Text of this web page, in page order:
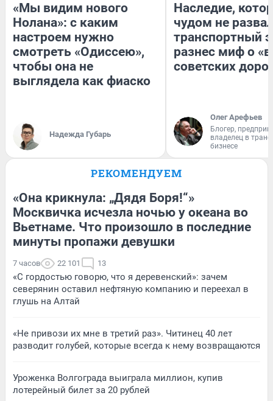
«Мы видим нового
Нолана»: с каким
настроем нужно
смотреть «Одиссею»,
чтобы она не
выглядела как фиаско
Надежда Губарь
Наследие,
чудом не
транспортный
разнес миф о
советских
Олег Арефьев
Блогер,
владелец в
бизнесе
РЕКОМЕНДУЕМ
«Она крикнула: „Дядя Боря!“»
Москвичка исчезла ночью у океана во
Вьетнаме. Что произошло в последние
минуты пропажи девушки
7 часов 22 101 13
«С гордостью говорю, что я деревенский»: зачем
северянин оставил нефтяную компанию и переехал в
глушь на Алтай
«Не привози их мне в третий раз». Читинец 40 лет
разводит голубей, которые всегда к нему возвращаются
Уроженка Волгограда выиграла миллион, купив
лотерейный билет за 20 рублей